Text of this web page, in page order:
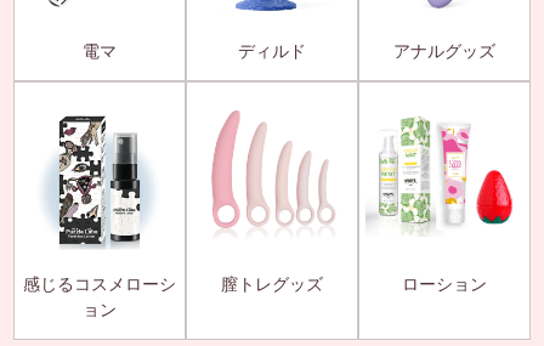
電マ ディルド アナルグッズ
感じるコスメローシ
ョン
膣トレグッズ ローション